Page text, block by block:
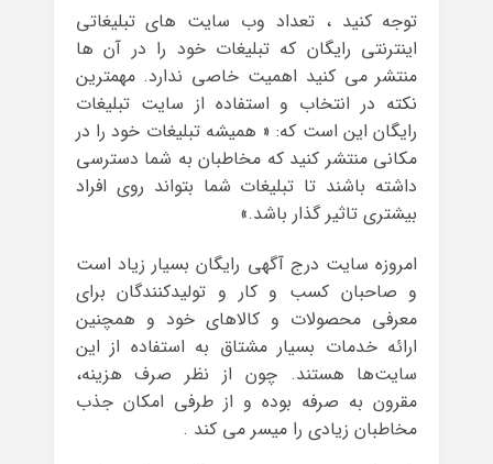
توجه کنید ، تعداد وب سایت های تبلیغاتی
اینترنتی رایگان که تبلیغات خود را در آن ها
منتشر می کنید اهمیت خاصی ندارد. مهمترین
نکته در انتخاب و استفاده از سایت تبلیغات
رایگان این است که: « همیشه تبلیغات خود را در
مکانی منتشر کنید که مخاطبان به شما دسترسی
داشته باشند تا تبلیغات شما بتواند روی افراد
بیشتری تاثیر گذار باشد.»
امروزه سایت درج آگهی رایگان بسیار زیاد است
و صاحبان کسب و کار و تولیدکنندگان برای
معرفی محصولات و کالاهای خود و همچنین
ارائه خدمات بسیار مشتاق به استفاده از این
سایت‌ها هستند. چون از نظر صرف هزینه،
مقرون به صرفه بوده و از طرفی امکان جذب
مخاطبان زیادی را میسر می کند .